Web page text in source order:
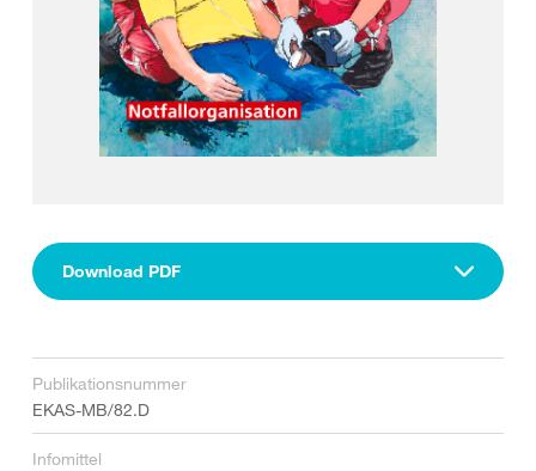
Download PDF
Publikationsnummer
EKAS-MB/82.D
Infomittel